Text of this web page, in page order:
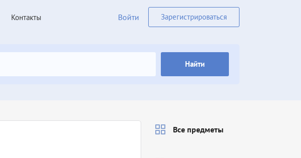
Контакты Войти Зарегистрироваться
Найти
Все предметы